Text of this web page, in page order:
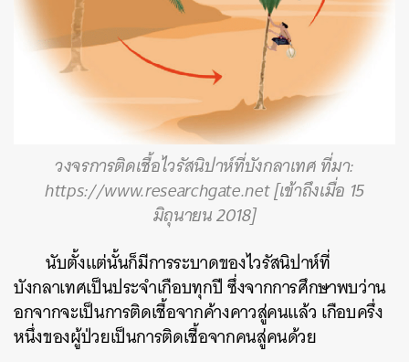
วงจรการติดเชื้อไวรัสนิปาห์ที่บังกลาเทศ ที่มา:
https://www.researchgate.net[เข้าถึงเมื่อ 15
มิถุนายน 2018]
นับตั้งแต่นั้นก็มีการระบาดของไวรัสนิปาห์ที่
บังกลาเทศเป็นประจำเกือบทุกปี ซึ่งจากการศึกษาพบว่าน
อกจากจะเป็นการติดเชื้อจากค้างคาวสู่คนแล้ว เกือบครึ่ง
หนึ่งของผู้ป่วยเป็นการติดเชื้อจากคนสู่คนด้วย